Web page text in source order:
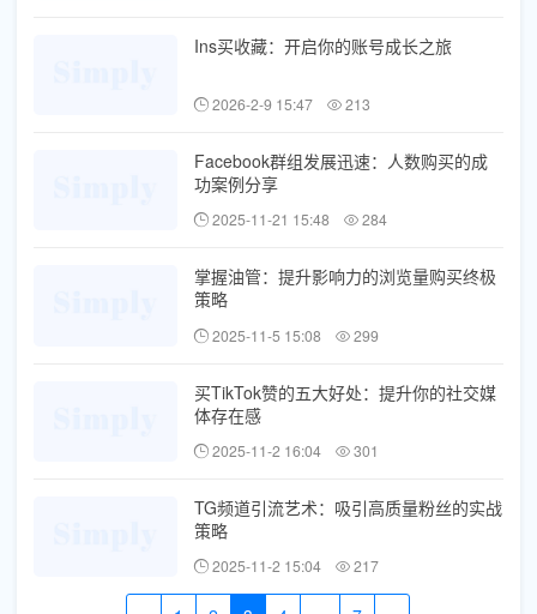
Ins买收藏：开启你的账号成长之旅
2026-2-9 15:47 213
Facebook群组发展迅速：人数购买的成
功案例分享
2025-11-21 15:48 284
掌握油管：提升影响力的浏览量购买终极
策略
2025-11-5 15:08 299
买TikTok赞的五大好处：提升你的社交媒
体存在感
2025-11-2 16:04 301
TG频道引流艺术：吸引高质量粉丝的实战
策略
2025-11-2 15:04 217